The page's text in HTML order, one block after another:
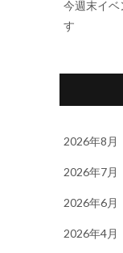
今週末イ
す
2026年8月
2026年7月
2026年6月
2026年4月